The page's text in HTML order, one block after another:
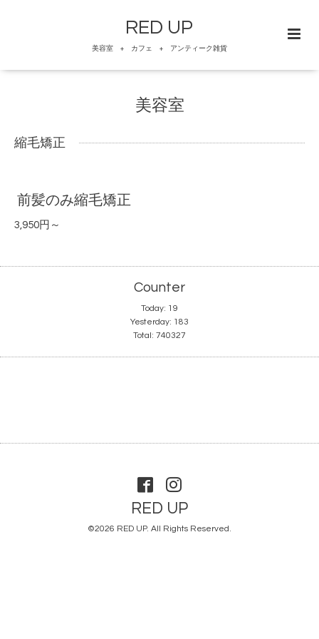
RED UP
美容室 + カフェ + アンティーク雑貨
美容室
縮毛矯正
前髪のみ縮毛矯正
3,950円～
Counter
Today: 19
Yesterday: 183
Total: 740327
RED UP
©2026 RED UP. All Rights Reserved.